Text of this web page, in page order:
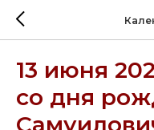
13 июня
со дня